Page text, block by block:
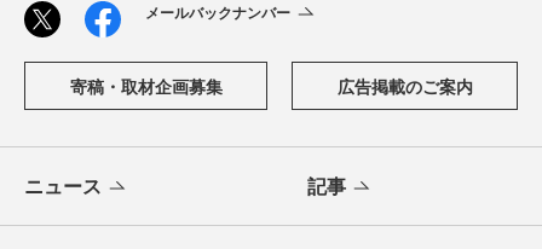
メールバックナンバー
寄稿・取材企画募集 広告掲載のご案内
ニュース 記事